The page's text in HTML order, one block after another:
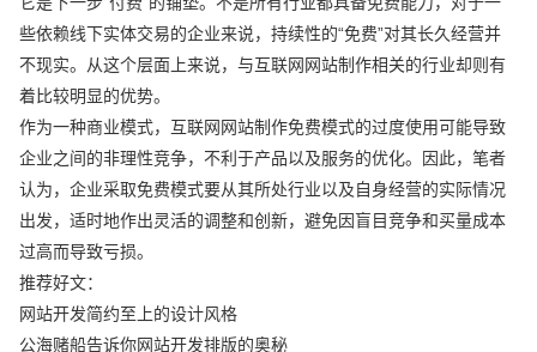
些依赖线下实体交易的企业来说，持续性的“免费”对其长久经营并
不现实。从这个层面上来说，与互联网网站制作相关的行业却则有
着比较明显的优势。
作为一种商业模式，互联网网站制作免费模式的过度使用可能导致
企业之间的非理性竞争，不利于产品以及服务的优化。因此，笔者
认为，企业采取免费模式要从其所处行业以及自身经营的实际情况
出发，适时地作出灵活的调整和创新，避免因盲目竞争和买量成本
过高而导致亏损。
推荐好文：
网站开发简约至上的设计风格
公海赌船告诉你网站开发排版的奥秘